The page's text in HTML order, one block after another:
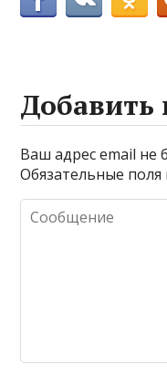
Ваш адрес email не
Обязательные